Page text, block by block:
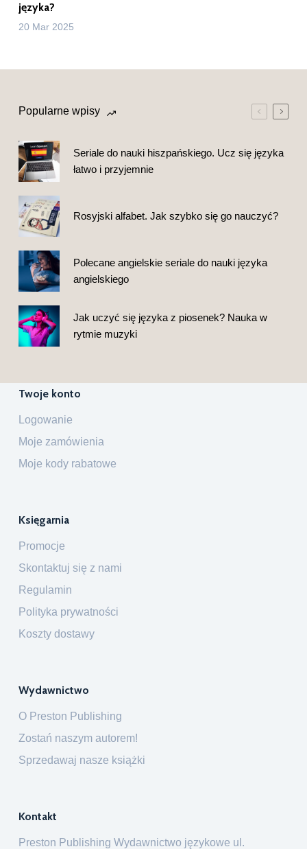
języka?
20 Mar 2025
Popularne wpisy
Seriale do nauki hiszpańskiego. Ucz się języka
łatwo i przyjemnie
Rosyjski alfabet. Jak szybko się go nauczyć?
Polecane angielskie seriale do nauki języka
angielskiego
Jak uczyć się języka z piosenek? Nauka w
rytmie muzyki
Twoje konto
Logowanie
Moje zamówienia
Moje kody rabatowe
Księgarnia
Promocje
Skontaktuj się z nami
Regulamin
Polityka prywatności
Koszty dostawy
Wydawnictwo
O Preston Publishing
Zostań naszym autorem!
Sprzedawaj nasze książki
Kontakt
Preston Publishing Wydawnictwo językowe ul.